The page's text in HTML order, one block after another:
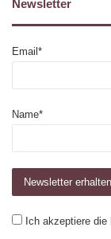
Newsletter
Email*
Name*
Ich akzeptiere die